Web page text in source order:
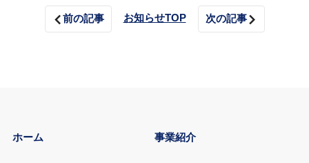
前の記事 お知らせTOP 次の記事
ホーム 事業紹介